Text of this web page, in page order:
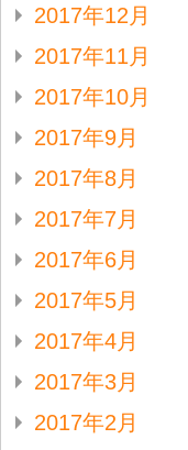
2017年12月
2017年11月
2017年10月
2017年9月
2017年8月
2017年7月
2017年6月
2017年5月
2017年4月
2017年3月
2017年2月